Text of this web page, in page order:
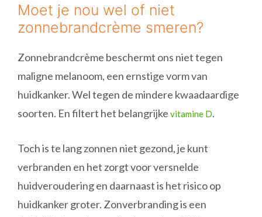
Moet je nou wel of niet
zonnebrandcrème smeren?
Zonnebrandcrème beschermt ons niet tegen
maligne melanoom, een ernstige vorm van
huidkanker. Wel tegen de mindere kwaadaardige
soorten. En filtert het belangrijke vitamine D.
Toch is te lang zonnen niet gezond, je kunt
verbranden en het zorgt voor versnelde
huidveroudering en daarnaast is het risico op
huidkanker groter. Zonverbranding is een